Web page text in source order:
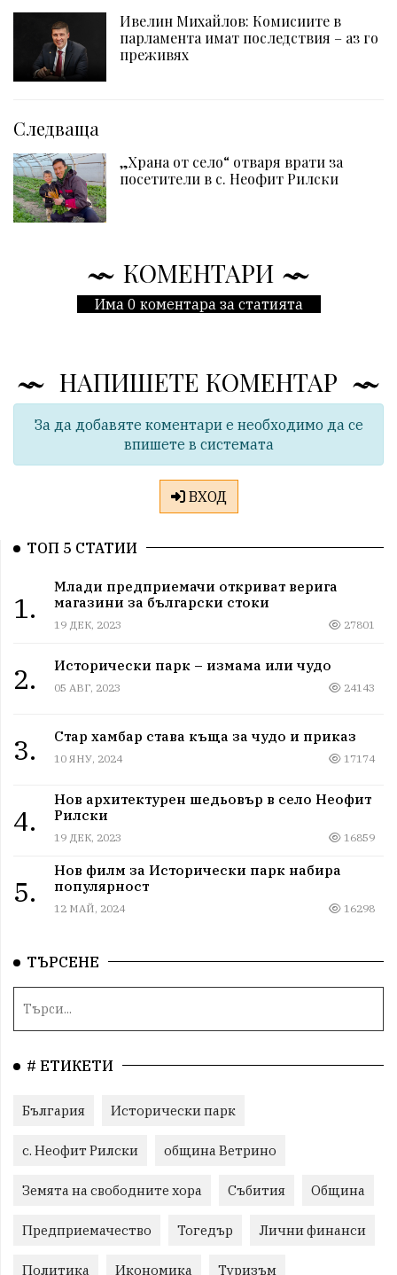
Ивелин Михайлов: Комисиите в
парламента имат последствия – аз го
преживях
Следваща
„Храна от село“ отваря врати за
посетители в с. Неофит Рилски
КОМЕНТАРИ
Има 0 коментара за статията
НАПИШЕТЕ КОМЕНТАР
За да добавяте коментари е необходимо да се
впишете в системата
ВХОД
ТОП 5 СТАТИИ
1.
Млади предприемачи откриват верига
магазини за български стоки
19 ДЕК, 2023 27801
2. Исторически парк – измама или чудо
05 АВГ, 2023 24143
3. Стар хамбар става къща за чудо и приказ
10 ЯНУ, 2024 17174
4.
Нов архитектурен шедьовър в село Неофит
Рилски
19 ДЕК, 2023 16859
5.
Нов филм за Исторически парк набира
популярност
12 МАЙ, 2024 16298
ТЪРСЕНЕ
# ЕТИКЕТИ
България Исторически парк
с. Неофит Рилски община Ветрино
Земята на свободните хора Събития Община
Предприемачество Тогедър Лични финанси
Политика Икономика Туризъм